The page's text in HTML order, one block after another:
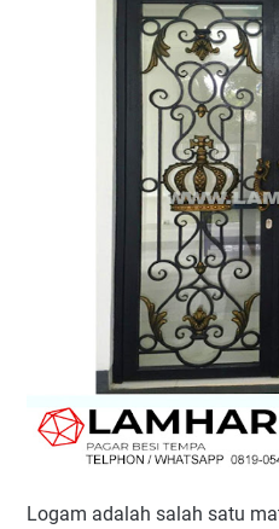
Logam adalah salah satu